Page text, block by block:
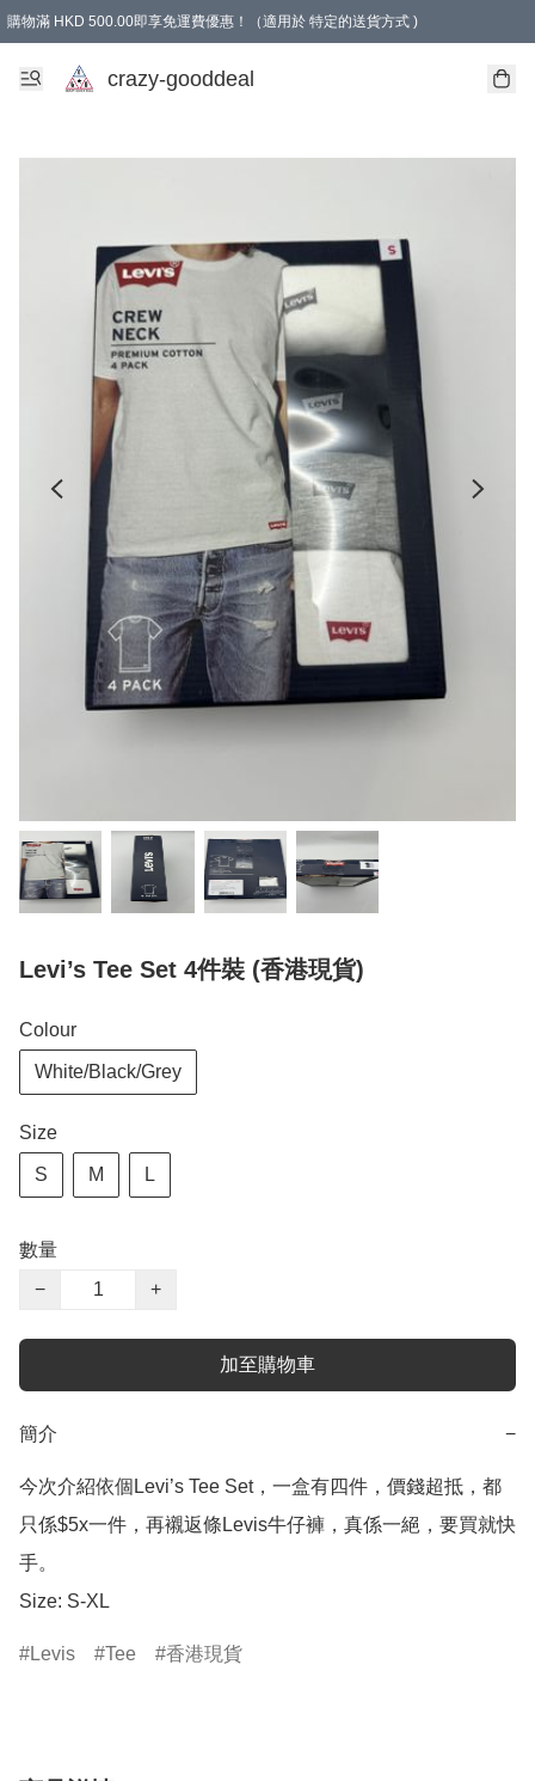
購物滿 HKD 500.00即享免運費優惠！（適用於 特定的送貨方式 )
成為會員可享免費禮品
crazy-gooddeal
Levi’s Tee Set 4件裝 (香港現貨)
Colour
White/Black/Grey
Size
S M L
數量
−
+
加至購物車
簡介 −
今次介紹依個Levi’s Tee Set，一盒有四件，價錢超抵，都
只係$5x一件，再襯返條Levis牛仔褲，真係一絕，要買就快
手。
Size: S-XL
Levis Tee 香港現貨